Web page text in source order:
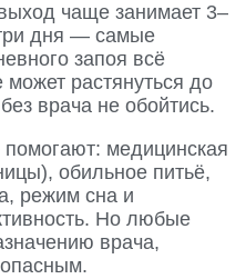
чаще занимает 3–
дня — самые
запоя всё
растянуться до
врача не обойтись.
помогают: медицинская
обильное питьё,
режим сна и
Но любые
врача,